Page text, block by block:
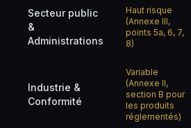
Secteur public
&
Administrations
Haut risque
(Annexe III,
points 5a, 6, 7,
8)
Industrie &
Conformité
Variable
(Annexe II,
section B pour
les produits
réglementés)